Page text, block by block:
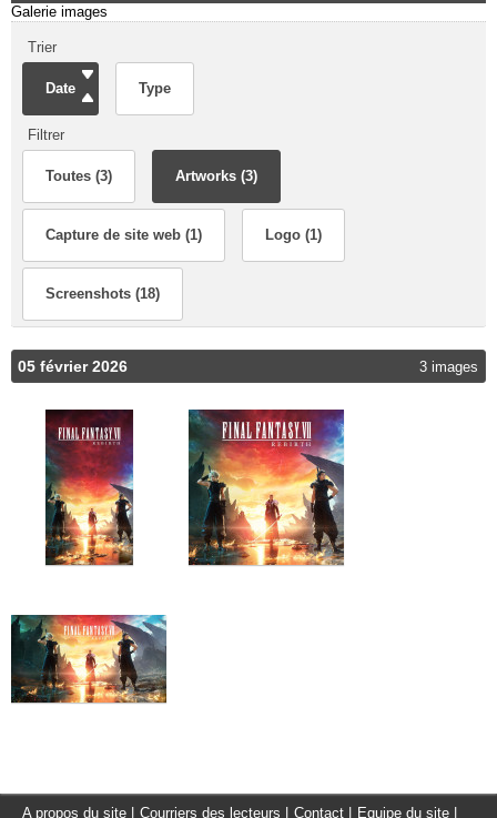
Galerie images
Trier
Date Type
Filtrer
Toutes (3) Artworks (3)
Capture de site web (1) Logo (1)
Screenshots (18)
05 février 2026 3 images
A propos du site Courriers des lecteurs Contact Equipe du site